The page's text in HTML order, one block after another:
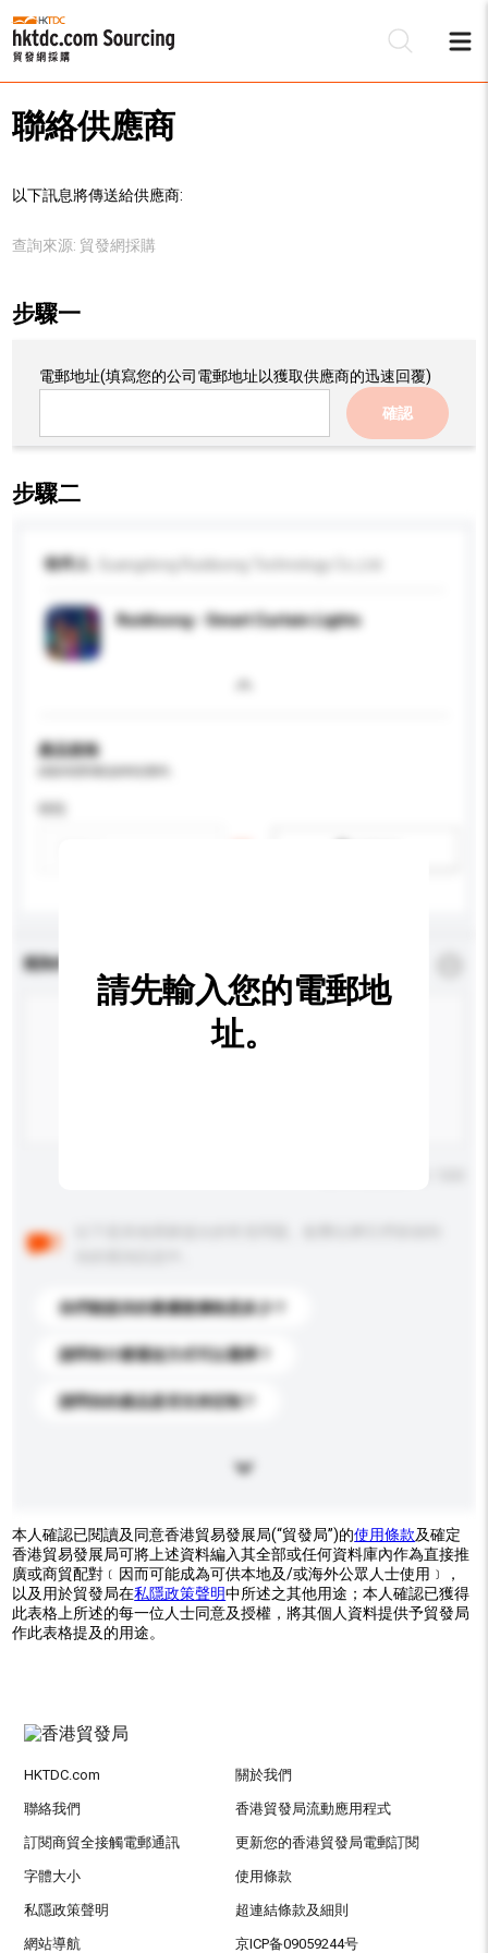
聯絡供應商
以下訊息將傳送給供應商:
查詢來源: 貿發網採購
步驟一
電郵地址(填寫您的公司電郵地址以獲取供應商的迅速回覆)
確認
步驟二
收件人
Ruidisong - Smart Curtain Lights
產品規格
查詢內容
你們能提供的最優惠價格是多少？
請問有什麼運送方式可以選擇？
請問你的產品是否支持定制？
請先輸入您的電郵地
址。
本人確認已閱讀及同意香港貿易發展局(“貿發局”)的使用條款及確定
香港貿易發展局可將上述資料編入其全部或任何資料庫內作為直接推
廣或商貿配對﹝因而可能成為可供本地及/或海外公眾人士使用﹞，
以及用於貿發局在私隱政策聲明中所述之其他用途；本人確認已獲得
此表格上所述的每一位人士同意及授權，將其個人資料提供予貿發局
作此表格提及的用途。
HKTDC.com 關於我們
聯絡我們 香港貿發局流動應用程式
訂閱商貿全接觸電郵通訊 更新您的香港貿發局電郵訂閱
字體大小 使用條款
私隱政策聲明 超連結條款及細則
網站導航 京ICP备09059244号